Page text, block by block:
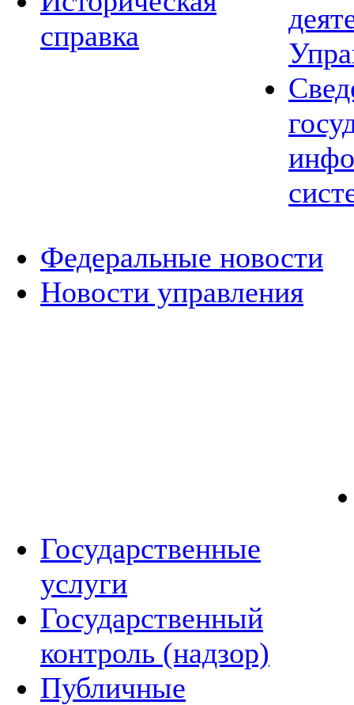
справка
Федеральные новости
Новости управления
Государственные
услуги
Государственный
контроль (надзор)
Публичные